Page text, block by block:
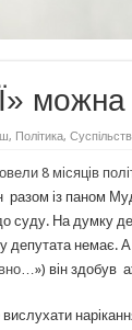
, Політика,
8 місяців
із паном
суду. На думку
депутата
») він здобув